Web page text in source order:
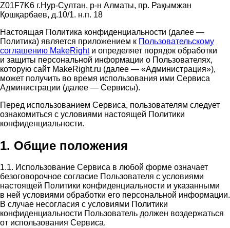
Z01F7K6 г.Нур-Султан, р-н Алматы, пр. Рақымжан
Қошқарбаев, д.10/1. н.п. 18
Настоящая Политика конфиденциальности (далее —
Политика) является приложением к Пользовательскому
соглашению MakeRightи определяет порядок обработки
и защиты персональной информации о Пользователях,
которую сайт MakeRight.ru (далее — «Администрация»),
может получить во время использования ими Cервиса
Администрации (далее — Сервисы).
Перед использованием Сервиса, пользователям следует
ознакомиться с условиями настоящей Политики
конфиденциальности.
1. Общие положения
1.1. Использование Сервиса в любой форме означает
безоговорочное согласие Пользователя с условиями
настоящей Политики конфиденциальности и указанными
в ней условиями обработки его персональной информации.
В случае несогласия с условиями Политики
конфиденциальности Пользователь должен воздержаться
от использования Сервиса.